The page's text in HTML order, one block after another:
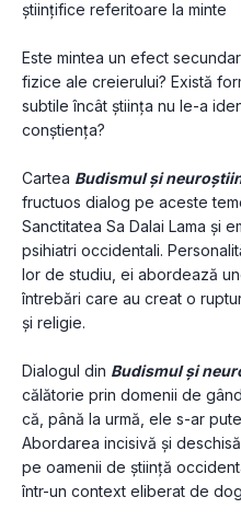
științifice referitoare la minte
Este mintea un efect
fizice ale creierului? Există
subtile încât știința nu le-a
conștiența?
Cartea Budismul și
fructuos dialog pe aceste
Sanctitatea Sa Dalai Lama și
psihiatri occidentali.
lor de studiu, ei abordează
întrebări care au creat o
și religie.
Dialogul din Budismul și
călătorie prin domenii de
că, până la urmă, ele s-ar
Abordarea incisivă și
pe oamenii de știință
într-un context eliberat de